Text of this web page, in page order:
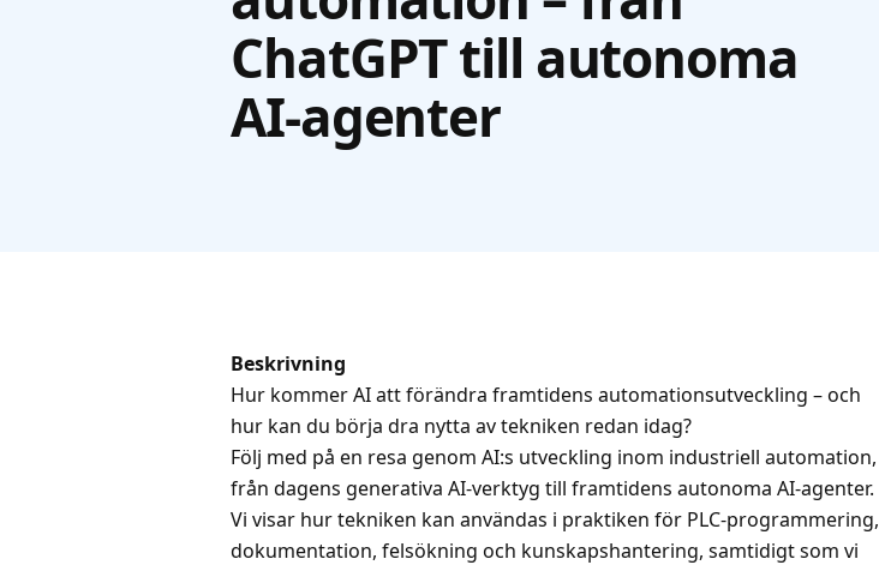
ChatGPT till autonoma
AI-agenter
Beskrivning
Hur kommer AI att förändra framtidens automationsutveckling – och
hur kan du börja dra nytta av tekniken redan idag?
Följ med på en resa genom AI:s utveckling inom industriell automation,
från dagens generativa AI-verktyg till framtidens autonoma AI-agenter.
Vi visar hur tekniken kan användas i praktiken för PLC-programmering,
dokumentation, felsökning och kunskapshantering, samtidigt som vi